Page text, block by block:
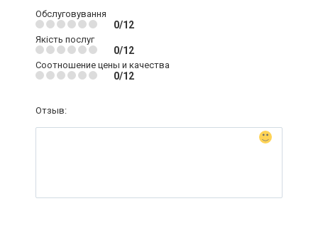
Обслуговування
0/12
Якість послуг
0/12
Соотношение цены и качества
0/12
Отзыв: